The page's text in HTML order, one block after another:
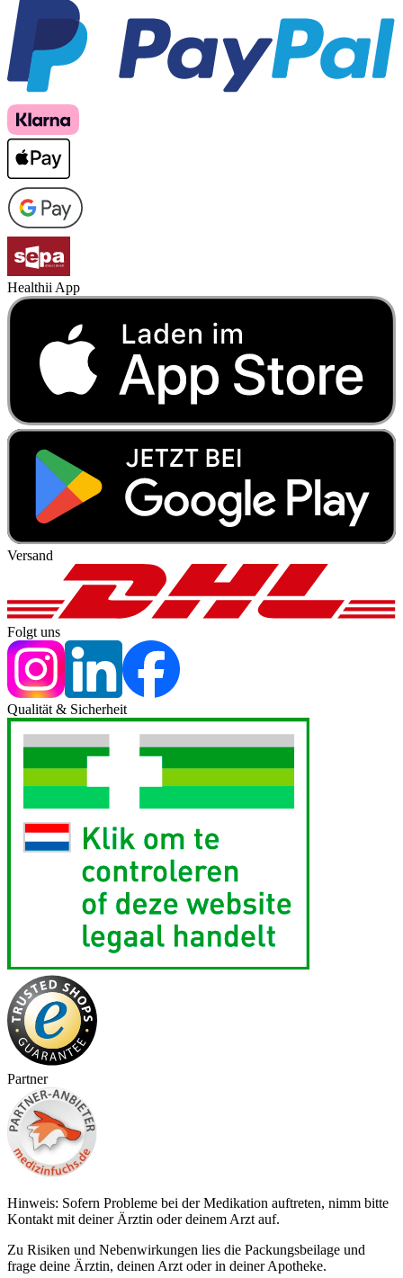
Healthii App
Versand
Folgt uns
Qualität & Sicherheit
Partner
Hinweis: Sofern Probleme bei der Medikation auftreten, nimm bitte
Kontakt mit deiner Ärztin oder deinem Arzt auf.
Zu Risiken und Nebenwirkungen lies die Packungsbeilage und
frage deine Ärztin, deinen Arzt oder in deiner Apotheke.